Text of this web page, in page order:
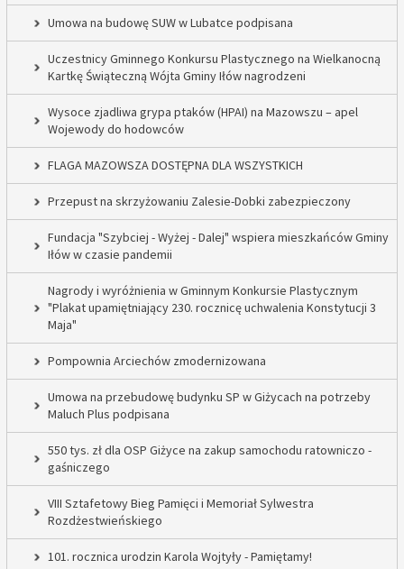
Umowa na budowę SUW w Lubatce podpisana
Uczestnicy Gminnego Konkursu Plastycznego na Wielkanocną
Kartkę Świąteczną Wójta Gminy Iłów nagrodzeni
Wysoce zjadliwa grypa ptaków (HPAI) na Mazowszu – apel
Wojewody do hodowców
FLAGA MAZOWSZA DOSTĘPNA DLA WSZYSTKICH
Przepust na skrzyżowaniu Zalesie-Dobki zabezpieczony
Fundacja "Szybciej - Wyżej - Dalej" wspiera mieszkańców Gminy
Iłów w czasie pandemii
Nagrody i wyróżnienia w Gminnym Konkursie Plastycznym
"Plakat upamiętniający 230. rocznicę uchwalenia Konstytucji 3
Maja"
Pompownia Arciechów zmodernizowana
Umowa na przebudowę budynku SP w Giżycach na potrzeby
Maluch Plus podpisana
550 tys. zł dla OSP Giżyce na zakup samochodu ratowniczo -
gaśniczego
VIII Sztafetowy Bieg Pamięci i Memoriał Sylwestra
Rozdżestwieńskiego
101. rocznica urodzin Karola Wojtyły - Pamiętamy!